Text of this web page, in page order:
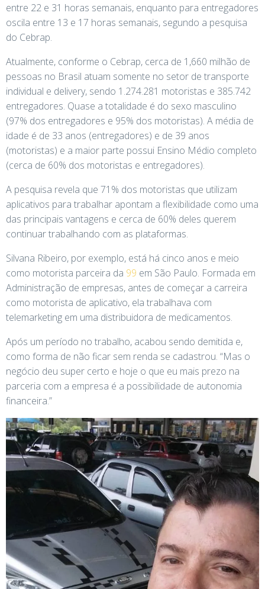
entre 22 e 31 horas semanais, enquanto para entregadores
oscila entre 13 e 17 horas semanais, segundo a pesquisa
do Cebrap.
Atualmente, conforme o Cebrap, cerca de 1,660 milhão de
pessoas no Brasil atuam somente no setor de transporte
individual e delivery, sendo 1.274.281 motoristas e 385.742
entregadores. Quase a totalidade é do sexo masculino
(97% dos entregadores e 95% dos motoristas). A média de
idade é de 33 anos (entregadores) e de 39 anos
(motoristas) e a maior parte possui Ensino Médio completo
(cerca de 60% dos motoristas e entregadores).
A pesquisa revela que 71% dos motoristas que utilizam
aplicativos para trabalhar apontam a flexibilidade como uma
das principais vantagens e cerca de 60% deles querem
continuar trabalhando com as plataformas.
Silvana Ribeiro, por exemplo, está há cinco anos e meio
como motorista parceira da 99 em São Paulo. Formada em
Administração de empresas, antes de começar a carreira
como motorista de aplicativo, ela trabalhava com
telemarketing em uma distribuidora de medicamentos.
Após um período no trabalho, acabou sendo demitida e,
como forma de não ficar sem renda se cadastrou. “Mas o
negócio deu super certo e hoje o que eu mais prezo na
parceria com a empresa é a possibilidade de autonomia
financeira.”